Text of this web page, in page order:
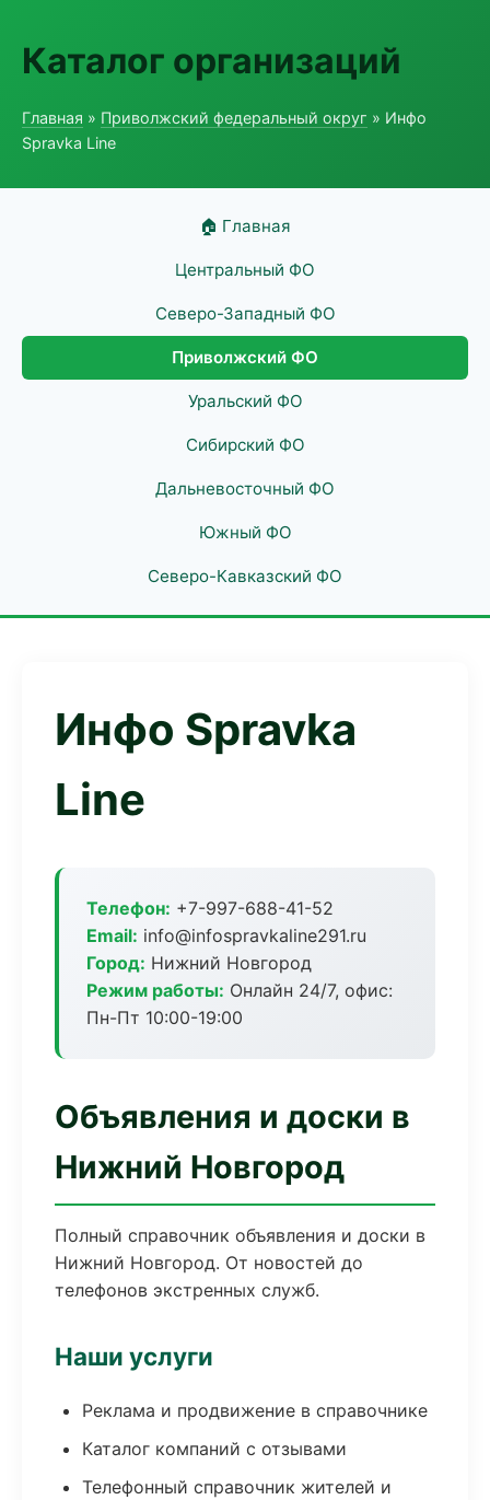
Каталог организаций
Главная » Приволжский федеральный округ » Инфо
Spravka Line
🏠 Главная
Центральный ФО
Северо-Западный ФО
Приволжский ФО
Уральский ФО
Сибирский ФО
Дальневосточный ФО
Южный ФО
Северо-Кавказский ФО
Инфо Spravka
Line
Телефон: +7-997-688-41-52
Email: info@infospravkaline291.ru
Город: Нижний Новгород
Режим работы: Онлайн 24/7, офис:
Пн-Пт 10:00-19:00
Объявления и доски в
Нижний Новгород
Полный справочник объявления и доски в
Нижний Новгород. От новостей до
телефонов экстренных служб.
Наши услуги
Реклама и продвижение в справочнике
Каталог компаний с отзывами
Телефонный справочник жителей и